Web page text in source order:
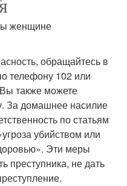
женщине
обращайтесь в
телефону 102 или
также можете
За домашнее насилие
по статьям
убийством или
Эти меры
преступника, не дать